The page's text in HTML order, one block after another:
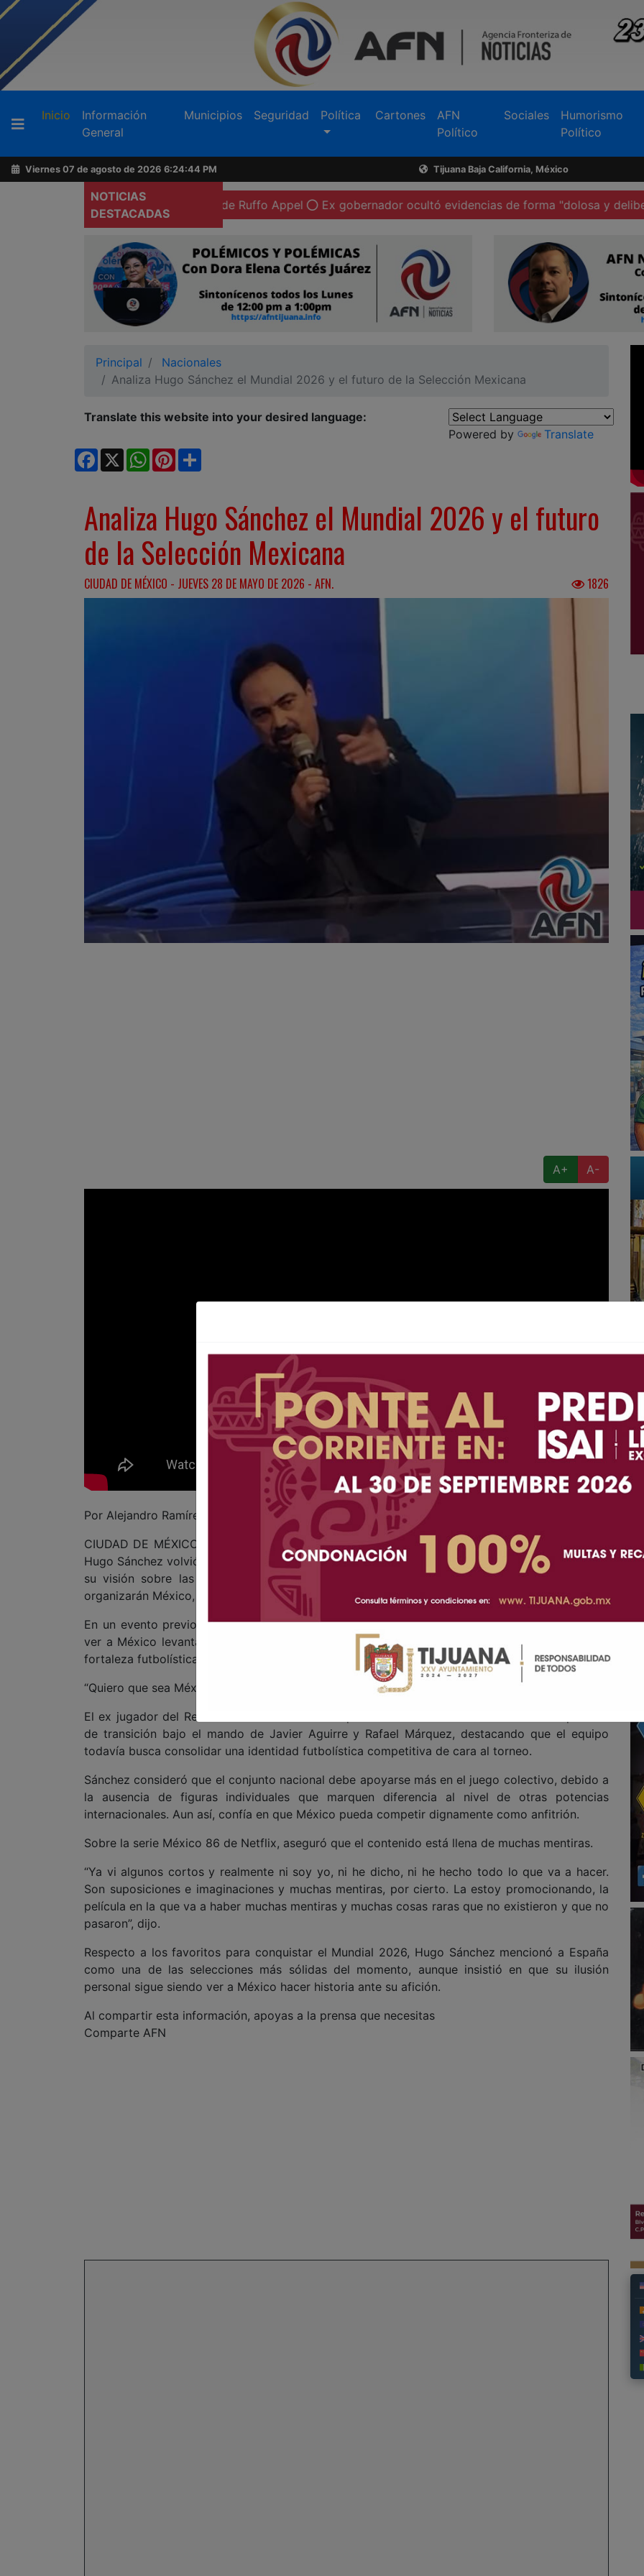
Inicio (current)
Información
General
Municipios Seguridad Política Cartones
AFN
Político
Sociales
Humorismo
Político
Viernes 07 de agosto de 2026 6:24:45 PM Tijuana Baja California, México
NOTICIAS
DESTACADAS
preventiva domiciliaria de Ruffo Appel Ex gobernador ocultó evidencias de forma "dolosa y deliberada":
Principal
Nacionales
Analiza Hugo Sánchez el Mundial 2026 y el futuro de la Selección Mexicana
Translate this website into your desired language:
Powered by
Translate
Facebook
X WhatsApp
Pinterest
Analiza Hugo Sánchez el Mundial 2026 y el futuro
de la Selección Mexicana
CIUDAD DE MÉXICO - JUEVES 28 DE MAYO DE 2026 - AFN. 1826
A+ A-
Por Alejandro Ramírez
CIUDAD DE MÉXICO CDMX 28 DE MAYO DE 2026 (AFN).- El histórico ex delantero mexicano
Hugo Sánchez volvió a generar conversación rumbo a la Copa del Mundo de 2026 al compartir
su visión sobre las posibilidades de la Selección Mexicana y el panorama del torneo que
organizarán México, Estados Unidos y Canadá.
En un evento previo a la Copa del Mundo, el "pentapichichi" aseguró que su mayor deseo es
ver a México levantar la Copa en casa, aunque reconoció que existen selecciones con mayor
fortaleza futbolística en la actualidad.
“Quiero que sea México campeón del mundo, como mexicano es mi mayor deseo”, expresó.
El ex jugador del Real Madrid también señaló que la Selección Mexicana atraviesa un periodo
de transición bajo el mando de Javier Aguirre y Rafael Márquez, destacando que el equipo
todavía busca consolidar una identidad futbolística competitiva de cara al torneo.
Sánchez consideró que el conjunto nacional debe apoyarse más en el juego colectivo, debido a
la ausencia de figuras individuales que marquen diferencia al nivel de otras potencias
internacionales. Aun así, confía en que México pueda competir dignamente como anfitrión.
Sobre la serie México 86 de Netflix, aseguró que el contenido está llena de muchas mentiras.
“Ya vi algunos cortos y realmente ni soy yo, ni he dicho, ni he hecho todo lo que va a hacer.
Son suposiciones e imaginaciones y muchas mentiras, por cierto. La estoy promocionando, la
película en la que va a haber muchas mentiras y muchas cosas raras que no existieron y que no
pasaron”, dijo.
Respecto a los favoritos para conquistar el Mundial 2026, Hugo Sánchez mencionó a España
como una de las selecciones más sólidas del momento, aunque insistió en que su ilusión
personal sigue siendo ver a México hacer historia ante su afición.
Al compartir esta información, apoyas a la prensa que necesitas
Comparte AFN
Buscador
Acerca
de